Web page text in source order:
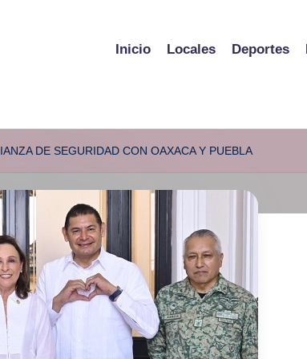
Inicio Locales Deportes
DE SEGURIDAD CON OAXACA Y PUEBLA